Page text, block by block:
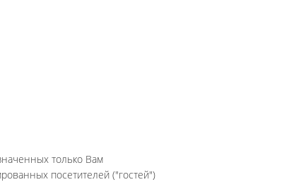
только Вам
посетителей ("гостей")